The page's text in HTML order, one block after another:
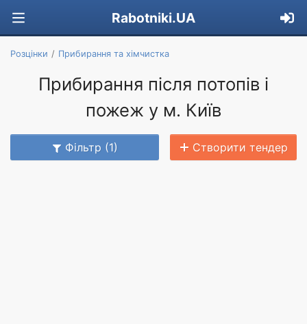
Rabotniki.UA
Розцінки Прибирання та хімчистка
Прибирання після потопів і
пожеж у м. Київ
Фільтр (1) Створити тендер